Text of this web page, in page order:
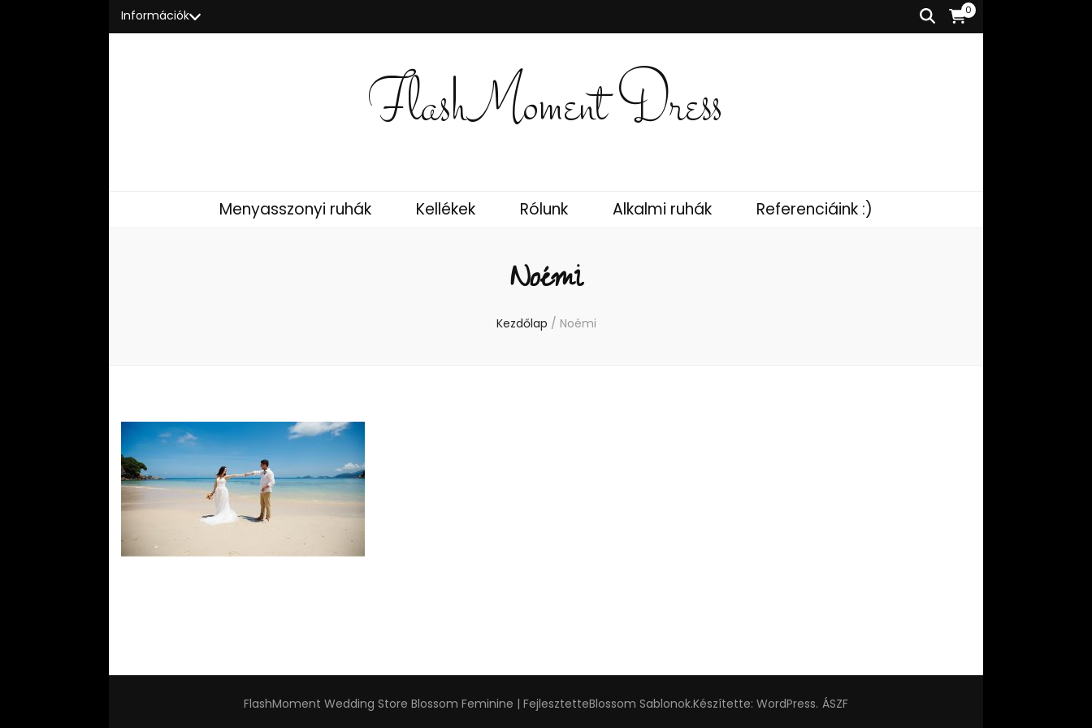
Információk 0
FlashMoment Dress
Menyasszonyi ruhák Kellékek Rólunk Alkalmi ruhák Referenciáink :)
Noémi
Kezdőlap / Noémi
FlashMoment Wedding Store Blossom Feminine | FejlesztetteBlossom Sablonok.Készítette: WordPress. ÁSZF